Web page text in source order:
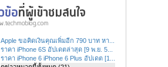
Apple ขอคิดเงินคุณเพิ่มอีก 790 บาท หา...
ราคา iPhone 6S อัปเดตล่าสุด [9 พ.ย. 5...
ราคา iPhone 6 iPhone 6 Plus อัปเดต [1...